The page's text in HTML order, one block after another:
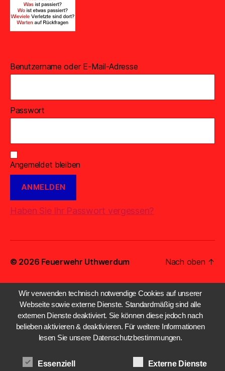
Benutzername oder E-Mail-Adresse
Passwort
Angemeldet bleiben
Haben Sie Ihr Passwort vergessen?
© 2026 Feuerwehr Uthwerdum Nach oben ↑
Wir verwenden technisch notwendige Cookies auf unserer
Webseite sowie externe Dienste. Standardmäßig sind alle
externen Dienste deaktiviert. Sie können diese jedoch nach
belieben aktivieren & deaktivieren. Für weitere Informationen
lesen Sie unsere Datenschutzbestimmungen.
Essenziell Externe Dienste